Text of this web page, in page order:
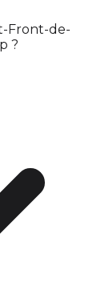
Front-de-
?